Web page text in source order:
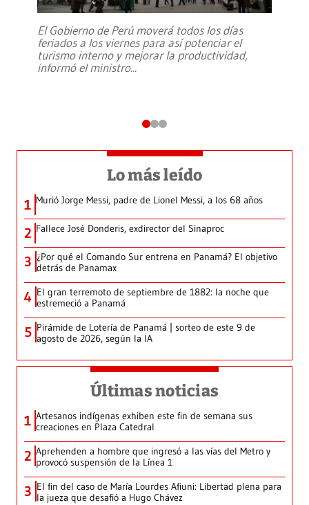
El Gobierno de Perú moverá todos los días
feriados a los viernes para así potenciar el
turismo interno y mejorar la productividad,
informó el ministro...
Lo más leído
1 Murió Jorge Messi, padre de Lionel Messi, a los 68 años
2 Fallece José Donderis, exdirector del Sinaproc
3 ¿Por qué el Comando Sur entrena en Panamá? El objetivo
detrás de Panamax
4 El gran terremoto de septiembre de 1882: la noche que
estremeció a Panamá
5 Pirámide de Lotería de Panamá | sorteo de este 9 de
agosto de 2026, según la IA
Últimas noticias
1 Artesanos indígenas exhiben este fin de semana sus
creaciones en Plaza Catedral
2 Aprehenden a hombre que ingresó a las vías del Metro y
provocó suspensión de la Línea 1
3 El fin del caso de María Lourdes Afiuni: Libertad plena para
la jueza que desafió a Hugo Chávez